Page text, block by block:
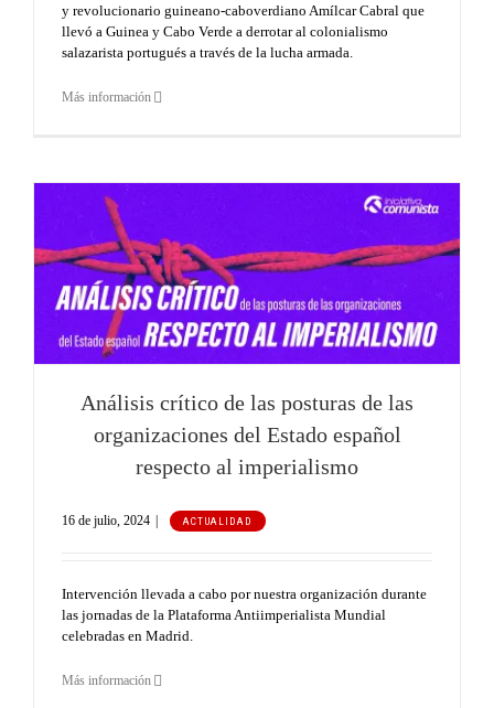
y revolucionario guineano-caboverdiano Amílcar Cabral que
llevó a Guinea y Cabo Verde a derrotar al colonialismo
salazarista portugués a través de la lucha armada.
Más información
Análisis crítico de las posturas de las
organizaciones del Estado español
respecto al imperialismo
16 de julio, 2024 | ACTUALIDAD
Intervención llevada a cabo por nuestra organización durante
las jornadas de la Plataforma Antiimperialista Mundial
celebradas en Madrid.
Más información